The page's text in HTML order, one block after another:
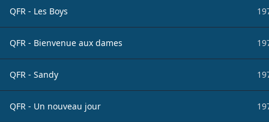
QFR - Les Boys
QFR - Bienvenue aux dames
QFR - Sandy
QFR - Un nouveau jour